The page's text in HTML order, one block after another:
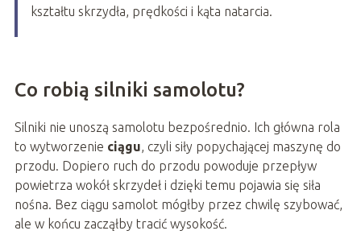
kształtu skrzydła, prędkości i kąta natarcia.
Co robią silniki samolotu?
Silniki nie unoszą samolotu bezpośrednio. Ich główna rola
to wytworzenie ciągu, czyli siły popychającej maszynę do
przodu. Dopiero ruch do przodu powoduje przepływ
powietrza wokół skrzydeł i dzięki temu pojawia się siła
nośna. Bez ciągu samolot mógłby przez chwilę szybować,
ale w końcu zacząłby tracić wysokość.